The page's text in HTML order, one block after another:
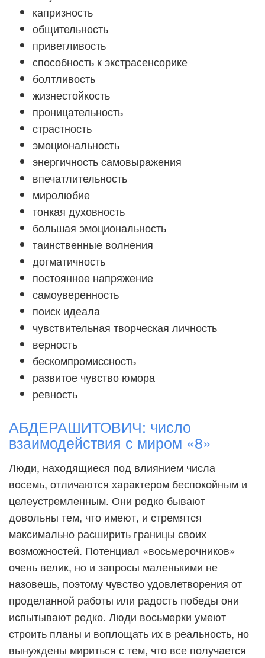
капризность
общительность
приветливость
способность к экстрасенсорике
болтливость
жизнестойкость
проницательность
страстность
эмоциональность
энергичность самовыражения
впечатлительность
миролюбие
тонкая духовность
большая эмоциональность
таинственные волнения
догматичность
постоянное напряжение
самоуверенность
поиск идеала
чувствительная творческая личность
верность
бескомпромиссность
развитое чувство юмора
ревность
АБДЕРАШИТОВИЧ: число
взаимодействия с миром «8»
Люди, находящиеся под влиянием числа
восемь, отличаются характером беспокойным и
целеустремленным. Они редко бывают
довольны тем, что имеют, и стремятся
максимально расширить границы своих
возможностей. Потенциал «восьмерочников»
очень велик, но и запросы маленькими не
назовешь, поэтому чувство удовлетворения от
проделанной работы или радость победы они
испытывают редко. Люди восьмерки умеют
строить планы и воплощать их в реальность, но
вынуждены мириться с тем, что все получается